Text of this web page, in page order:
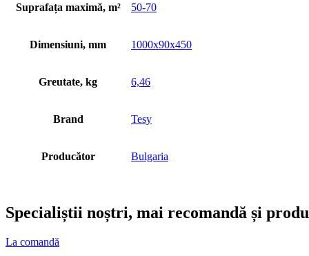
Suprafața maximă, m² 50-70
Dimensiuni, mm 1000x90x450
Greutate, kg 6,46
Brand Tesy
Producător Bulgaria
Specialiștii noștri, mai recomandă și
La comandă